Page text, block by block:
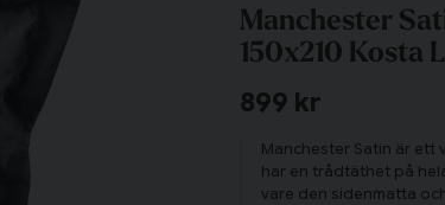
Manchester
150x210 Kosta
899 kr
Manchester Satin är ett
har en trådtäthet på
vare den sidenmatta